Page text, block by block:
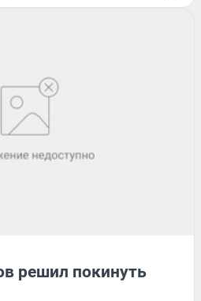
решил покинуть